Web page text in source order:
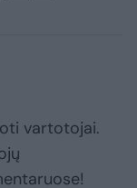
vartotojai.